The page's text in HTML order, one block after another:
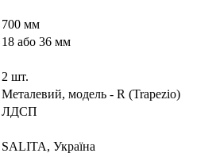
700 мм
18 або 36 мм
2 шт.
Металевий, модель - R (Trapezio)
ЛДСП
SALITA, Україна